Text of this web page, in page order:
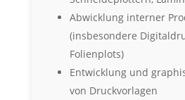
Abwicklung interner
(insbesondere
Folienplots)
Entwicklung und
von Druckvorlagen